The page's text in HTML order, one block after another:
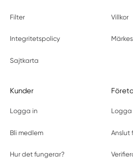
Filter Villkor
Integritetspolicy
Sajtkarta
Kunder
Logga in
Bli medlem
Hur det fungerar?
Logga
Anslut